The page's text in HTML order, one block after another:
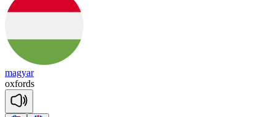
magyar
oxfords